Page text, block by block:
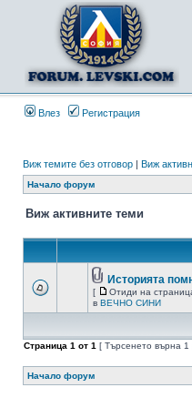
Влез Регистрация
Виж темите без отговор | Виж
Начало форум
Виж активните теми
Историята
[ Отиди на
в ВЕЧНО СИНИ
Страница 1 от 1 [ Търсенето върна 1
Начало форум